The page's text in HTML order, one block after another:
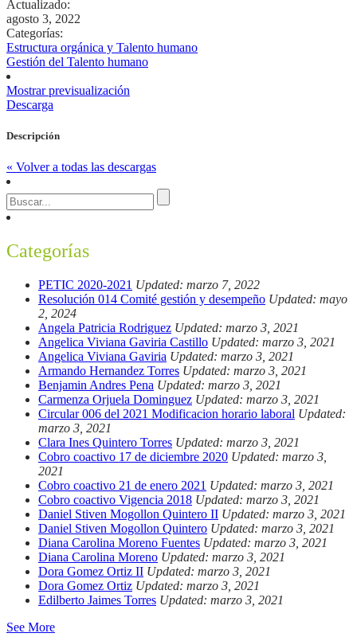
Actualizado:
agosto 3, 2022
Categorías:
Estructura orgánica y Talento humano
Gestión del Talento humano
Mostrar previsualización
Descarga
Descripción
« Volver a todas las descargas
Categorías
PETIC 2020-2021 Updated: marzo 7, 2022
Resolución 014 Comité gestión y desempeño Updated: mayo
2, 2024
Angela Patricia Rodriguez Updated: marzo 3, 2021
Angelica Viviana Gaviria Castillo Updated: marzo 3, 2021
Angelica Viviana Gaviria Updated: marzo 3, 2021
Armando Hernandez Torres Updated: marzo 3, 2021
Benjamin Andres Pena Updated: marzo 3, 2021
Carmenza Orjuela Dominguez Updated: marzo 3, 2021
Circular 006 del 2021 Modificacion horario laboral Updated:
marzo 3, 2021
Clara Ines Quintero Torres Updated: marzo 3, 2021
Cobro coactivo 17 de diciembre 2020 Updated: marzo 3,
2021
Cobro coactivo 21 de enero 2021 Updated: marzo 3, 2021
Cobro coactivo Vigencia 2018 Updated: marzo 3, 2021
Daniel Stiven Mogollon Quintero II Updated: marzo 3, 2021
Daniel Stiven Mogollon Quintero Updated: marzo 3, 2021
Diana Carolina Moreno Fuentes Updated: marzo 3, 2021
Diana Carolina Moreno Updated: marzo 3, 2021
Dora Gomez Ortiz II Updated: marzo 3, 2021
Dora Gomez Ortiz Updated: marzo 3, 2021
Edilberto Jaimes Torres Updated: marzo 3, 2021
See More